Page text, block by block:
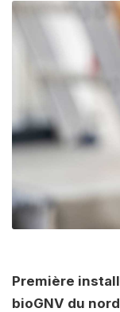
Première
bioGNV du